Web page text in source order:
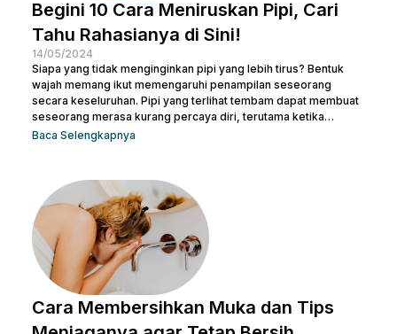
Begini 10 Cara Meniruskan Pipi, Cari
Tahu Rahasianya di Sini!
14/05/2024
Siapa yang tidak menginginkan pipi yang lebih tirus? Bentuk
wajah memang ikut memengaruhi penampilan seseorang
secara keseluruhan. Pipi yang terlihat tembam dapat membuat
seseorang merasa kurang percaya diri, terutama ketika
berfoto atau bertemu orang baru. Namun, jangan khawatir! Ada
Beauties bisa mulai mengubah pola hidup yang lebih sehat
untuk menjaga kesehatan sekaligus meniruskan pipi. Tentu
masih ada cara lainnya untuk membuat...
Baca Selengkapnya
Cara Membersihkan Muka dan Tips